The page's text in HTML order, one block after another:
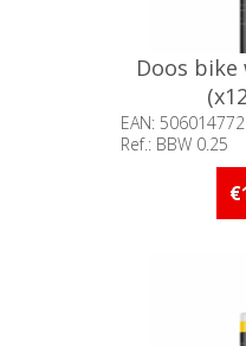
Doos bike
EAN:
Ref.: BBW 0.25
meer op